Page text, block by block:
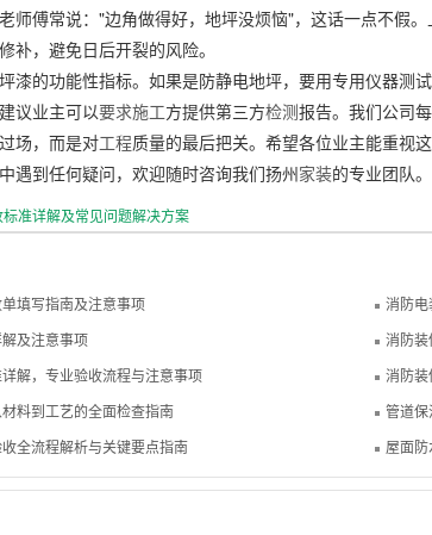
师傅常说："边角做得好，地坪没烦恼"，这话一点不假。
补，避免日后开裂的风险。
漆的功能性指标。如果是防静电地坪，要用专用仪器测
议业主可以要求施工方提供第三方检测报告。我们公司
场，而是对工程质量的最后把关。希望各位业主能重视
遇到任何疑问，欢迎随时咨询我们扬州家装的专业团队。
准详解及常见问题解决方案
填写指南及注意事项
消防
及注意事项
消防
解，专业验收流程与注意事项
消防
料到工艺的全面检查指南
管道
全流程解析与关键要点指南
屋面